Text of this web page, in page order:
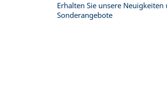
Erhalten Sie unsere Neuigkeiten
Sonderangebote